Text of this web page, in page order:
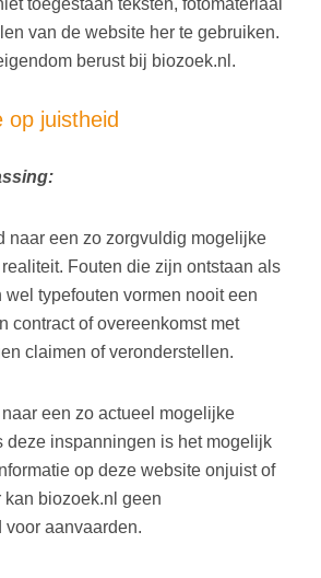
toegestaan teksten, fotomateriaal
van de website her te gebruiken.
berust bij biozoek.nl.
op juistheid
naar een zo zorgvuldig mogelijke
Fouten die zijn ontstaan als
wel typefouten vormen nooit een
contract of overeenkomst met
claimen of veronderstellen.
een zo actueel mogelijke
deze inspanningen is het mogelijk
op deze website onjuist of
biozoek.nl geen
aanvaarden.